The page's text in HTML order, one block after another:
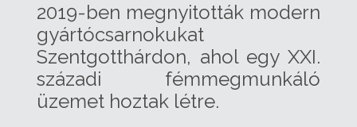
2019-ben megnyitották modern
gyártócsarnokukat
Szentgotthárdon, ahol egy XXI.
századi fémmegmunkáló
üzemet hoztak létre.